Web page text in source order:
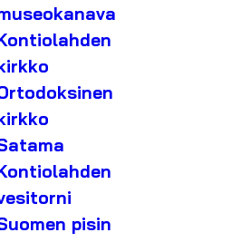
pisin